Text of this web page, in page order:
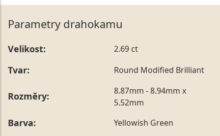
Parametry drahokamu
Velikost: 2.69 ct
Tvar: Round Modified Brilliant
Rozměry:
8.87mm - 8.94mm x
5.52mm
Barva: Yellowish Green